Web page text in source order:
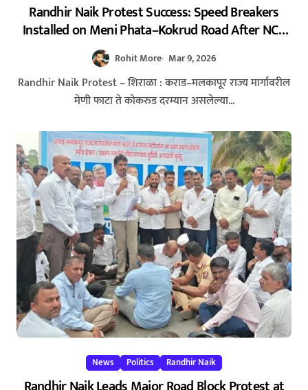
Randhir Naik Protest Success: Speed Breakers
Installed on Meni Phata–Kokrud Road After NCP
Agitation – रणधीर नाईक यांच्या आंदोलनाला यश : मेणी
फाटा–कोकरुड मार्गावर गतिरोधक बसविण्यास सुरुवात
23/02/2026
Rohit More Mar 9, 2026
Randhir Naik Protest – शिराळा : कराड–मलकापूर राज्य मार्गावरील
मेणी फाटा ते कोकरुड दरम्यान असलेल्या...
News Politics Randhir Naik